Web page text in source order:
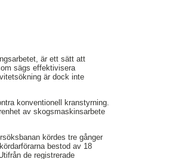
är ett sätt att
sägs effektivisera
är dock inte
konventionell kranstyrning.
av skogsmaskinsarbete
kördes tre gånger
bestod av 18
de registrerade